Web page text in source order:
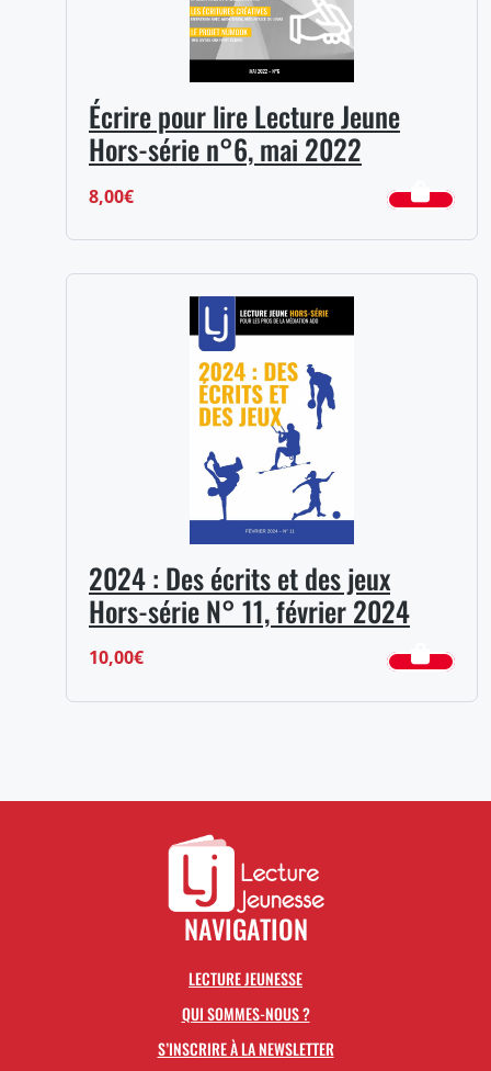
Écrire pour lire Lecture Jeune
Hors-série n°6, mai 2022
8,00€
2024 : Des écrits et des jeux
Hors-série N° 11, février 2024
10,00€
NAVIGATION
LECTURE JEUNESSE
QUI SOMMES-NOUS ?
S’INSCRIRE À LA NEWSLETTER